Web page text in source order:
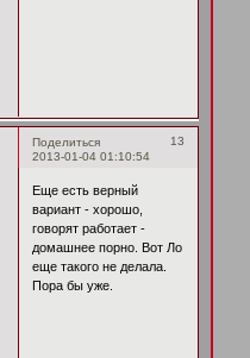
Поделиться
13
2013-01-04 01:10:54
Еще есть верный
вариант - хорошо,
говорят работает -
домашнее порно. Вот Ло
еще такого не делала.
Пора бы уже.